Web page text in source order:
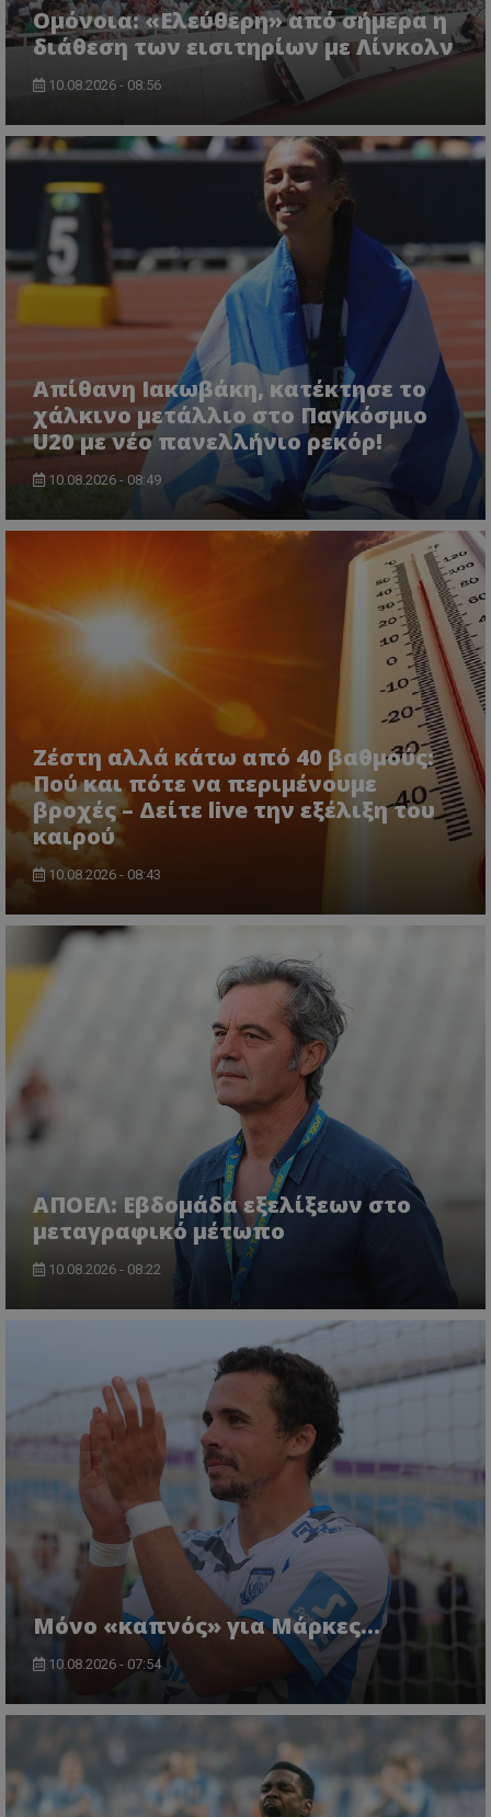
Ομόνοια: «Ελεύθερη» από σήμερα η
διάθεση των εισιτηρίων με Λίνκολν
10.08.2026 - 08:56
Απίθανη Ιακωβάκη, κατέκτησε το
χάλκινο μετάλλιο στο Παγκόσμιο
U20 με νέο πανελλήνιο ρεκόρ!
10.08.2026 - 08:49
Ζέστη αλλά κάτω από 40 βαθμούς:
Πού και πότε να περιμένουμε
βροχές – Δείτε live την εξέλιξη του
καιρού
10.08.2026 - 08:43
ΑΠΟΕΛ: Εβδομάδα εξελίξεων στο
μεταγραφικό μέτωπο
10.08.2026 - 08:22
Μόνο «καπνός» για Μάρκες…
10.08.2026 - 07:54